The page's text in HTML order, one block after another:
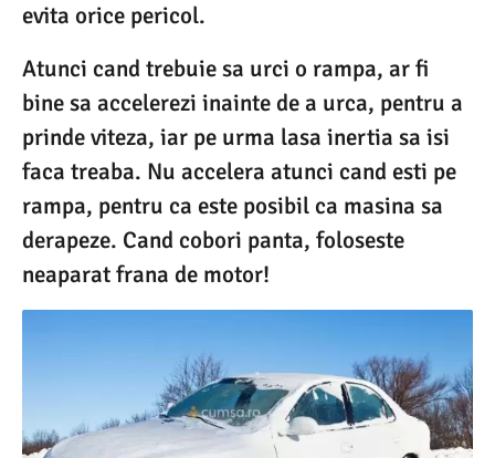
evita orice pericol.
Atunci cand trebuie sa urci o rampa, ar fi
bine sa accelerezi inainte de a urca, pentru a
prinde viteza, iar pe urma lasa inertia sa isi
faca treaba. Nu accelera atunci cand esti pe
rampa, pentru ca este posibil ca masina sa
derapeze. Cand cobori panta, foloseste
neaparat frana de motor!